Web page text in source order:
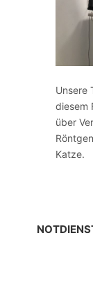
Unsere
diesem
über
Katze.